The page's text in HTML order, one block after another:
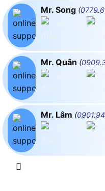
Mr. Song (
Mr. Quân (
Mr. Lâm (